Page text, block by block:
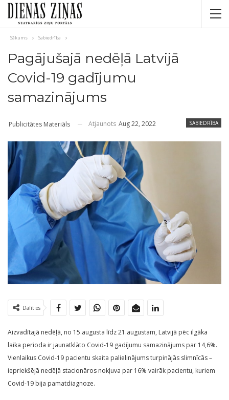
Sākums Sabiedrība
Pagājušajā nedēļā Latvijā
Covid-19 gadījumu
samazinājums
SABIEDRĪBA
Publicitātes Materiāls Atjaunots Aug 22, 2022
Dalīties
Aizvadītajā nedēļā, no 15.augusta līdz 21.augustam, Latvijā pēc ilgāka
laika perioda ir jaunatklāto Covid-19 gadījumu samazinājums par 14,6%.
Vienlaikus Covid-19 pacientu skaita palielinājums turpinājās slimnīcās –
iepriekšējā nedēļā stacionāros nokļuva par 16% vairāk pacientu, kuriem
Covid-19 bija pamatdiagnoze.